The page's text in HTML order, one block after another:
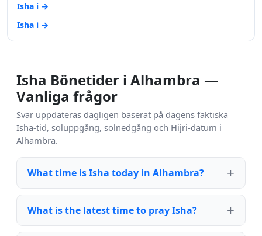
Isha i →
Isha i →
Isha Bönetider i Alhambra —
Vanliga frågor
Svar uppdateras dagligen baserat på dagens faktiska
Isha-tid, soluppgång, solnedgång och Hijri-datum i
Alhambra.
What time is Isha today in Alhambra?
What is the latest time to pray Isha?